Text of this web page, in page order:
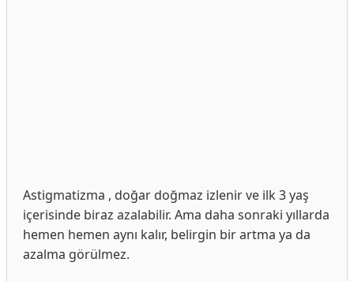
Astigmatizma , doğar doğmaz izlenir ve ilk 3 yaş
içerisinde biraz azalabilir. Ama daha sonraki yıllarda
hemen hemen aynı kalır, belirgin bir artma ya da
azalma görülmez.